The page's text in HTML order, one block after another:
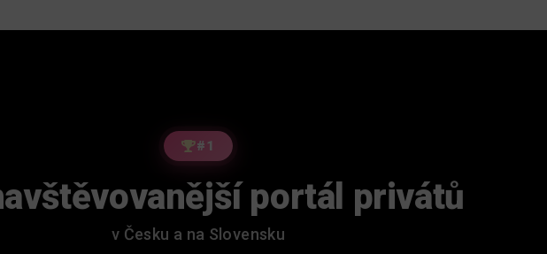
#1
portál privátů
v Česku a na Slovensku